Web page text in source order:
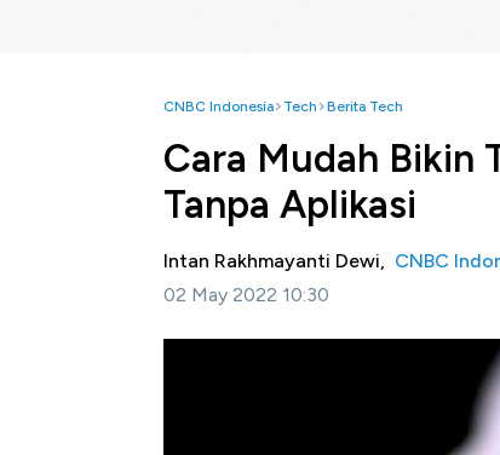
CNBC Indonesia Tech Berita Tech
Cara Mudah Bikin
Tanpa Aplikasi
Intan Rakhmayanti Dewi, CNBC
02 May 2022 10:30